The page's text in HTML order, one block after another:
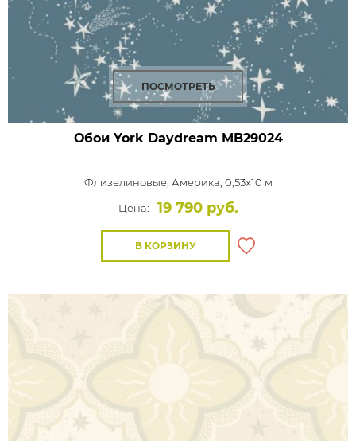
ПОСМОТРЕТЬ
Обои York Daydream MB29024
Флизелиновые, Америка, 0,53x10 м
Цена:
19 790 руб.
В КОРЗИНУ